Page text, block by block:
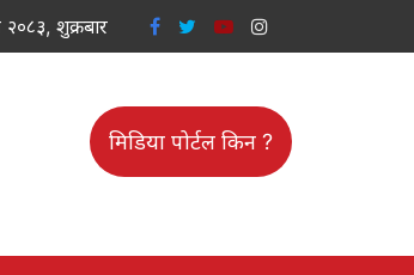
२०८३, शुक्रबार
मिडिया पोर्टल किन ?